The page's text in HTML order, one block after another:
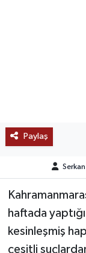
Paylaş
haftada
kesinleşmiş
çeşitli
MEDYA
OTOMOTİV
YAŞAM